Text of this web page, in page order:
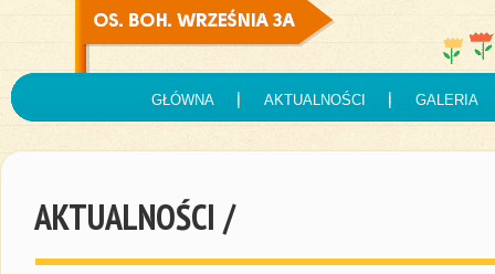
GŁÓWNA AKTUALNOŚCI GALERIA
AKTUALNOŚCI /